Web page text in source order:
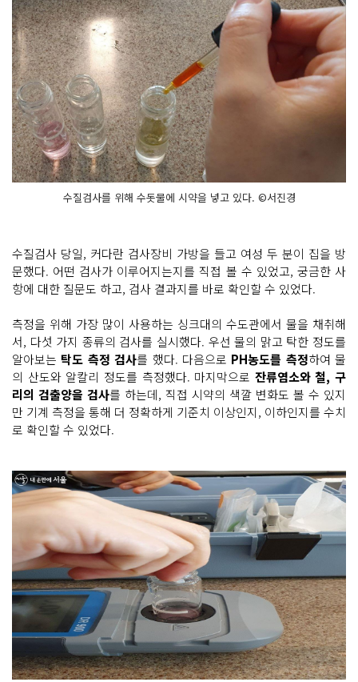
수질검사를 위해 수돗물에 시약을 넣고 있다. ©서진경
수질검사 당일, 커다란 검사장비 가방을 들고 여성 두 분이 집을 방
문했다. 어떤 검사가 이루어지는지를 직접 볼 수 있었고, 궁금한 사
항에 대한 질문도 하고, 검사 결과지를 바로 확인할 수 있었다.
측정을 위해 가장 많이 사용하는 싱크대의 수도관에서 물을 채취해
서, 다섯 가지 종류의 검사를 실시했다. 우선 물의 맑고 탁한 정도를
알아보는탁도 측정 검사를 했다. 다음으로 PH농도를 측정하여 물
의 산도와 알칼리 정도를 측정했다. 마지막으로 잔류염소와 철, 구
리의 검출양을 검사를 하는데, 직접 시약의 색깔 변화도 볼 수 있지
만 기계 측정을 통해 더 정확하게 기준치 이상인지, 이하인지를 수치
로 확인할 수 있었다.